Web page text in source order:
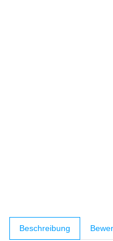
Beschreibung